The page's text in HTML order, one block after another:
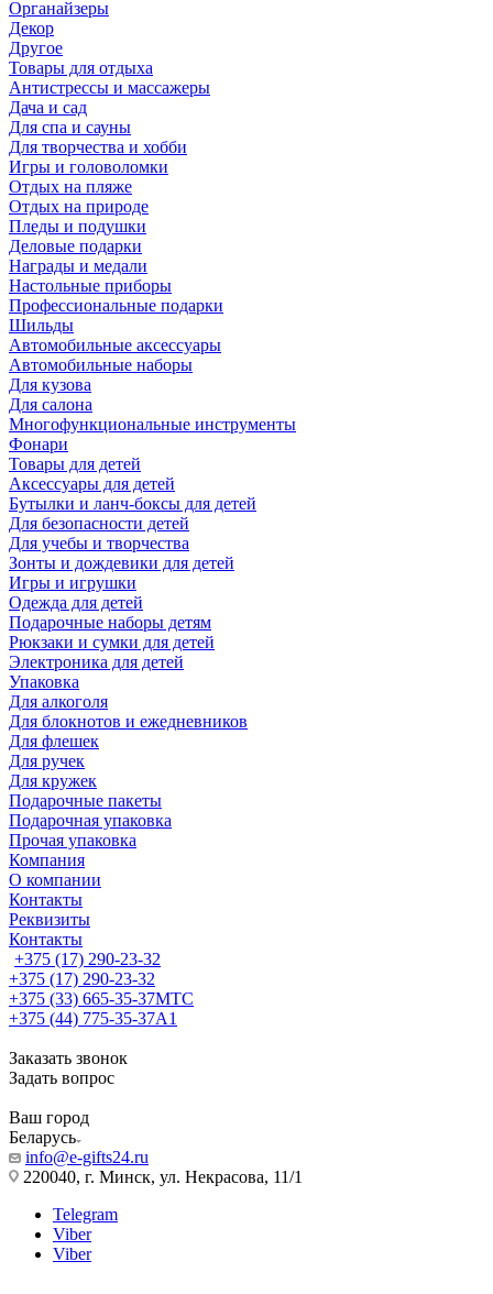
Органайзеры
Декор
Другое
Товары для отдыха
Антистрессы и массажеры
Дача и сад
Для спа и сауны
Для творчества и хобби
Игры и головоломки
Отдых на пляже
Отдых на природе
Пледы и подушки
Деловые подарки
Награды и медали
Настольные приборы
Профессиональные подарки
Шильды
Автомобильные аксессуары
Автомобильные наборы
Для кузова
Для салона
Многофункциональные инструменты
Фонари
Товары для детей
Аксессуары для детей
Бутылки и ланч-боксы для детей
Для безопасности детей
Для учебы и творчества
Зонты и дождевики для детей
Игры и игрушки
Одежда для детей
Подарочные наборы детям
Рюкзаки и сумки для детей
Электроника для детей
Упаковка
Для алкоголя
Для блокнотов и ежедневников
Для флешек
Для ручек
Для кружек
Подарочные пакеты
Подарочная упаковка
Прочая упаковка
Компания
О компании
Контакты
Реквизиты
Контакты
+375 (17) 290-23-32
+375 (17) 290-23-32
+375 (33) 665-35-37МТС
+375 (44) 775-35-37А1
Заказать звонок
Задать вопрос
Ваш город
Беларусь
info@e-gifts24.ru
220040, г. Минск, ул. Некрасова, 11/1
Telegram
Viber
Viber